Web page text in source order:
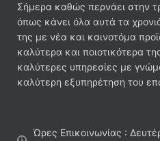
Σήμερα καθώς περνάει στην
όπως κάνει όλα αυτά τα
της με νέα και καινοτόμα
καλύτερα και ποιοτικότερα
καλύτερες υπηρεσίες με
καλύτερη εξυπηρέτηση του
Ώρες Επικοινωνίας :